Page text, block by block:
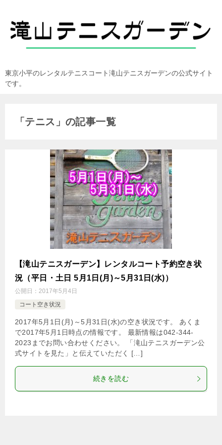
東京小平のレンタルテニスコート滝山テニスガーデンの公式サイト
です。
「テニス」の記事一覧
【滝山テニスガーデン】レンタルコート予約空き状
況（平日・土日 5月1日(月)～5月31日(水)）
公開日： 2017年5月4日
コート空き状況
2017年5月1日(月)～5月31日(水)の空き状況です。 あくま
で2017年5月1日時点の情報です。 最新情報は042-344-
2023までお問い合わせください。 「滝山テニスガーデン公
式サイトを見た」と伝えていただく […]
続きを読む